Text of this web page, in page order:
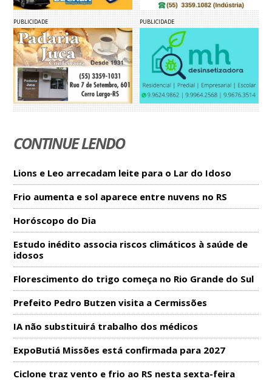
PUBLICIDADE PUBLICIDADE
CONTINUE LENDO
Lions e Leo arrecadam leite para o Lar do Idoso
Frio aumenta e sol aparece entre nuvens no RS
Horóscopo do Dia
Estudo inédito associa riscos climáticos à saúde de
idosos
Florescimento do trigo começa no Rio Grande do Sul
Prefeito Pedro Butzen visita a Cermissões
IA não substituirá trabalho dos médicos
ExpoButiá Missões está confirmada para 2027
Ciclone traz vento e frio ao RS nesta sexta-feira